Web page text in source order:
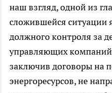
наш взгляд, одной из
сложившейся ситуации
должного контроля за
управляющих
заключив договоры на
энергоресурсов, не